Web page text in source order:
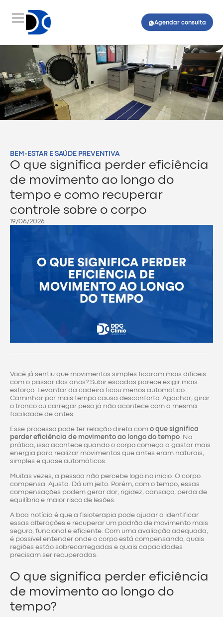
Agendar consulta
BEM-ESTAR E SAÚDE PREVENTIVA
O que significa perder eficiência
de movimento ao longo do
tempo e como recuperar
controle sobre o corpo
19/06/2026
Você já sentiu que movimentos simples ficaram mais difíceis
com o passar dos anos? Subir escadas parece exigir mais
esforço. Levantar da cadeira ficou menos automático.
Caminhar por mais tempo causa desconforto. Agachar, girar
o tronco ou carregar peso já não acontece com a mesma
facilidade de antes.
Esse processo pode ter relação direta com o que significa
perder eficiência de movimento ao longo do tempo . Na
prática, isso acontece quando o corpo começa a gastar mais
energia para realizar movimentos que antes eram naturais,
simples e quase automáticos.
Muitas vezes, a pessoa não percebe logo no início. O corpo
compensa. Ajusta. Dá um jeito. Porém, com o tempo, essas
compensações podem gerar dor, rigidez, cansaço, perda de
equilíbrio e maior risco de lesões.
A boa notícia é que a fisioterapia pode ajudar a identificar
essas alterações e recuperar um padrão de movimento mais
seguro, funcional e eficiente. Com uma avaliação adequada,
é possível entender onde o corpo está compensando, quais
regiões estão sobrecarregadas e quais capacidades
precisam ser recuperadas.
O que significa perder eficiência
de movimento ao longo do
tempo?